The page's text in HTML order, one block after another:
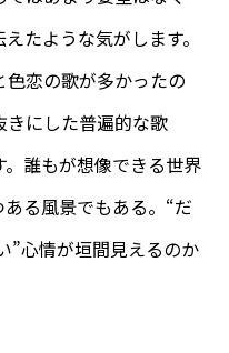
たような気がします。
恋の歌が多かったの
にした普遍的な歌
誰もが想像できる世界
る風景でもある。“だ
”心情が垣間見えるのか